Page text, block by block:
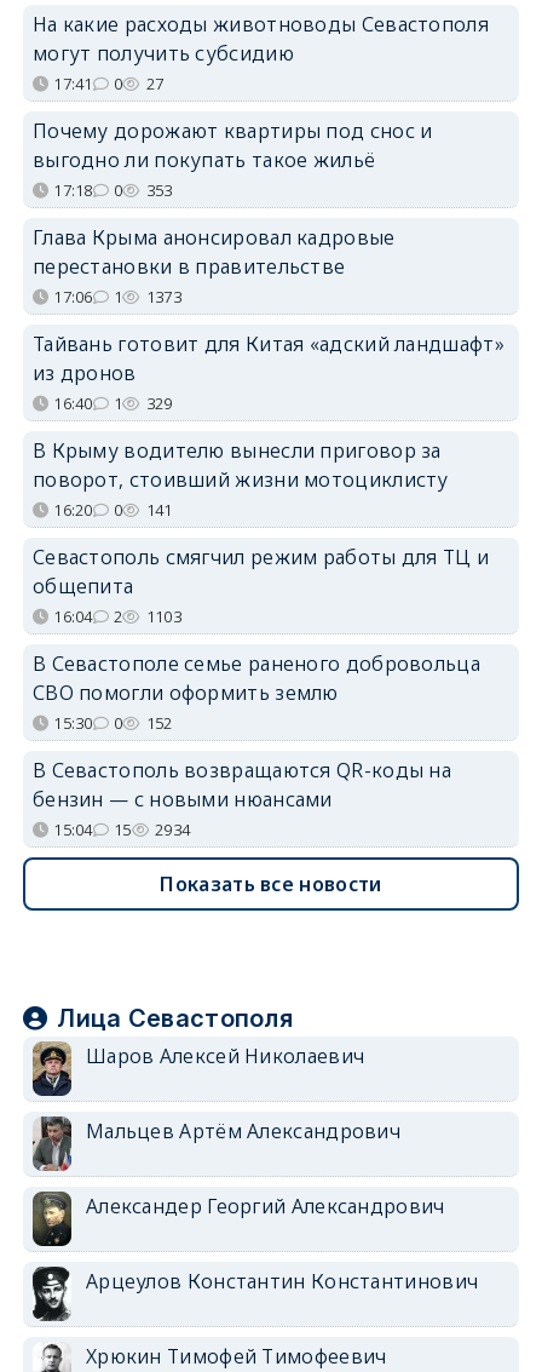
На какие расходы животноводы Севастополя
могут получить субсидию
17:41 0 27
Почему дорожают квартиры под снос и
выгодно ли покупать такое жильё
17:18 0 353
Глава Крыма анонсировал кадровые
перестановки в правительстве
17:06 1 1373
Тайвань готовит для Китая «адский ландшафт»
из дронов
16:40 1 329
В Крыму водителю вынесли приговор за
поворот, стоивший жизни мотоциклисту
16:20 0 141
Севастополь смягчил режим работы для ТЦ и
общепита
16:04 2 1103
В Севастополе семье раненого добровольца
СВО помогли оформить землю
15:30 0 152
В Севастополь возвращаются QR-коды на
бензин — с новыми нюансами
15:04 15 2934
Показать все новости
Лица Севастополя
Шаров Алексей Николаевич
Мальцев Артём Александрович
Александер Георгий Александрович
Арцеулов Константин Константинович
Хрюкин Тимофей Тимофеевич